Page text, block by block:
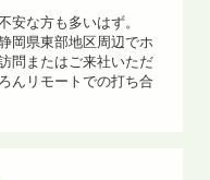
生じる可能性がありま
るようにしたりするな
の構築についてもお手
な方も多いはず。
岡県東部地区周辺でホ
問またはご来社いただ
んリモートでの打ち合